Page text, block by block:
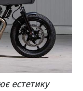
естетику